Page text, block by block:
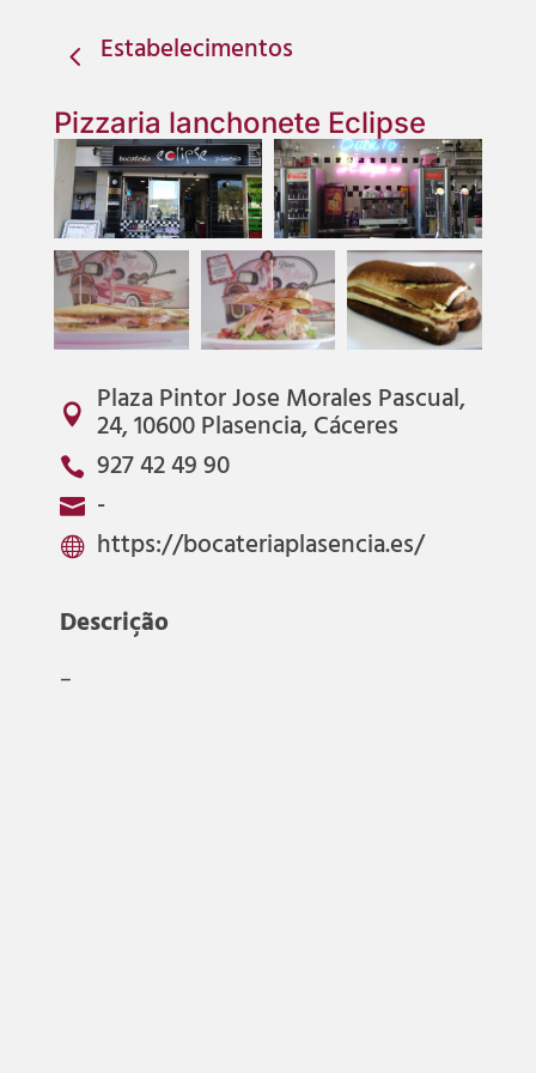
4 Estabelecimentos
Pizzaria lanchonete Eclipse
 Plaza Pintor Jose Morales Pascual,
24, 10600 Plasencia, Cáceres
 927 42 49 90
 -
 https://bocateriaplasencia.es/
Descrição
–